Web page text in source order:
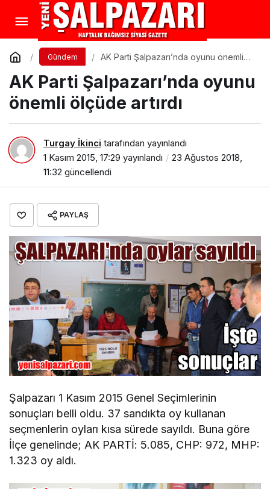
Gündem
AK Parti Şalpazarı’nda oyunu önemli
AK Parti Şalpazarı’nda oyunu
önemli ölçüde artırdı
Turgay İkinci tarafından yayınlandı
1 Kasım 2015, 17:29 yayınlandı
23 Ağustos 2018,
11:32 güncellendi
PAYLAŞ
Şalpazarı 1 Kasım 2015 Genel Seçimlerinin
sonuçları belli oldu. 37 sandıkta oy kullanan
seçmenlerin oyları kısa sürede sayıldı. Buna göre
İlçe genelinde; AK PARTİ: 5.085, CHP: 972, MHP:
1.323 oy aldı.